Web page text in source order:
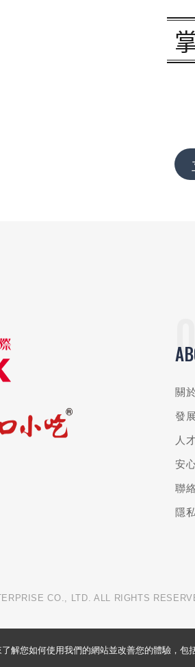
關
發
人
安
聯
隱
CO., LTD. ALL RIGHTS
解您如何使用我們的網站並改善您的體驗，